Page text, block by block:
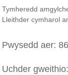
Tymheredd
Lleithder cymharol
Pwysedd aer:
Uchder